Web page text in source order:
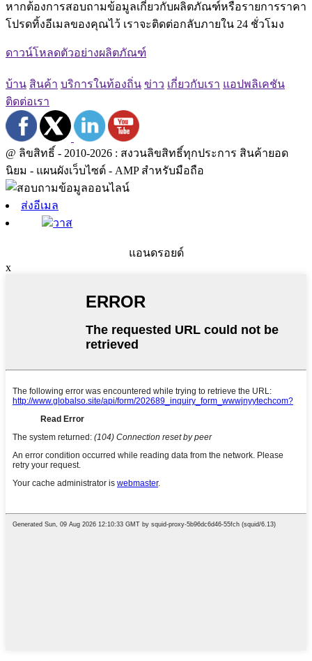
หากต้องการสอบถามข้อมูลเกี่ยวกับผลิตภัณฑ์หรือรายการราคา
โปรดทิ้งอีเมลของคุณไว้ เราจะติดต่อกลับภายใน 24 ชั่วโมง
ดาวน์โหลดตัวอย่างผลิตภัณฑ์
บ้าน สินค้า บริการในท้องถิ่น ข่าว เกี่ยวกับเรา แอปพลิเคชัน
ติดต่อเรา
@ ลิขสิทธิ์ - 2010-2026 : สงวนลิขสิทธิ์ทุกประการ สินค้ายอด
นิยม - แผนผังเว็บไซต์ - AMP สำหรับมือถือ
ส่งอีเมล
วาส
แอนดรอยด์
x